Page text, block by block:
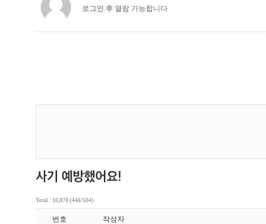
Total : 10,070 (446/504)
번호 작성자